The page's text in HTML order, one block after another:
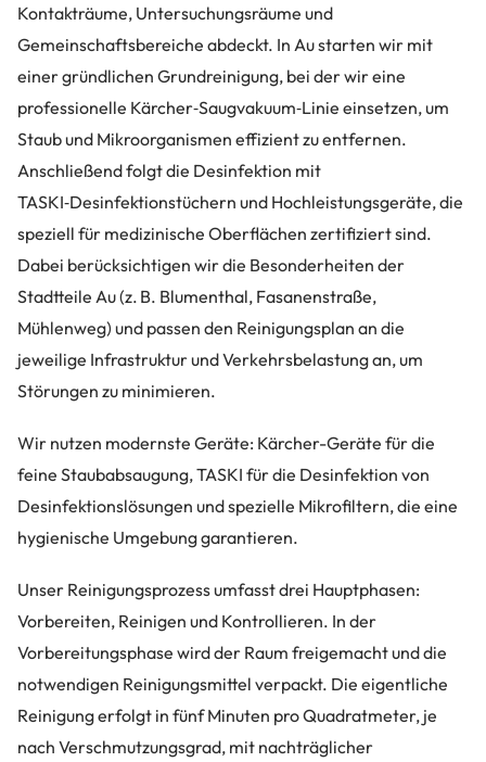
Kontakträume, Untersuchungsräume und
Gemeinschaftsbereiche abdeckt. In Au starten wir mit
einer gründlichen Grundreinigung, bei der wir eine
professionelle Kärcher‑Saugvakuum‑Linie einsetzen, um
Staub und Mikroorganismen effizient zu entfernen.
Anschließend folgt die Desinfektion mit
TASKI‑Desinfektionstüchern und Hochleistungsgeräte, die
speziell für medizinische Oberflächen zertifiziert sind.
Dabei berücksichtigen wir die Besonderheiten der
Stadtteile Au (z. B. Blumenthal, Fasanenstraße,
Mühlenweg) und passen den Reinigungsplan an die
jeweilige Infrastruktur und Verkehrsbelastung an, um
Störungen zu minimieren.
Wir nutzen modernste Geräte: Kärcher-Geräte für die
feine Staubabsaugung, TASKI für die Desinfektion von
Desinfektionslösungen und spezielle Mikrofiltern, die eine
hygienische Umgebung garantieren.
Unser Reinigungsprozess umfasst drei Hauptphasen:
Vorbereiten, Reinigen und Kontrollieren. In der
Vorbereitungsphase wird der Raum freigemacht und die
notwendigen Reinigungsmittel verpackt. Die eigentliche
Reinigung erfolgt in fünf Minuten pro Quadratmeter, je
nach Verschmutzungsgrad, mit nachträglicher